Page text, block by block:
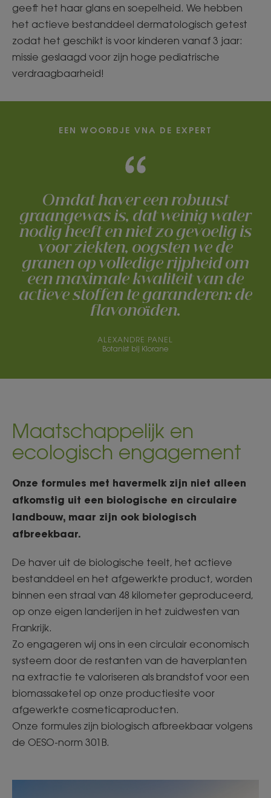
geeft het haar glans en soepelheid. We hebben
het actieve bestanddeel dermatologisch getest
zodat het geschikt is voor kinderen vanaf 3 jaar:
missie geslaagd voor zijn hoge pediatrische
verdraagbaarheid!
EEN WOORDJE VNA DE EXPERT
Omdat haver een robuust
graangewas is, dat weinig water
nodig heeft en niet zo gevoelig is
voor ziekten, oogsten we de
granen op volledige rijpheid om
een maximale kwaliteit van de
actieve stoffen te garanderen: de
flavonoïden.
ALEXANDRE PANEL
Botanist bij Klorane
Maatschappelijk en
ecologisch engagement
Onze formules met havermelk zijn niet alleen
afkomstig uit een biologische en circulaire
landbouw, maar zijn ook biologisch
afbreekbaar.
De haver uit de biologische teelt, het actieve
bestanddeel en het afgewerkte product, worden
binnen een straal van 48 kilometer geproduceerd,
op onze eigen landerijen in het zuidwesten van
Frankrijk.
Zo engageren wij ons in een circulair economisch
systeem door de restanten van de haverplanten
na extractie te valoriseren als brandstof voor een
biomassaketel op onze productiesite voor
afgewerkte cosmeticaproducten.
Onze formules zijn biologisch afbreekbaar volgens
de OESO-norm 301B.